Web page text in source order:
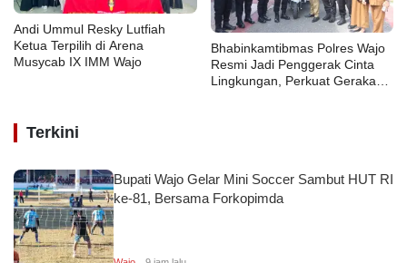
a
e
r
a
c
e
h
d
u
k
s
ar
N
O
la
hr
Andi Ummul Resky Lutfiah
Ketua Terpilih di Arena
Musycab IX IMM Wajo
Bhabinkamtibmas Polres Wajo
Resmi Jadi Penggerak Cinta
Lingkungan, Perkuat Gerakan
Terkini
Bupati Wajo Gelar Mini Soccer Sambut HUT RI
ke-81, Bersama Forkopimda